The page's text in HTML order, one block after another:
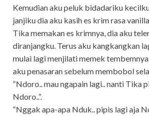
Kemudian aku peluk bidadariku
janjiku dia aku kasih es krim rasa
Tika memakan es krimnya, dia aku
diranjangku. Terus aku kangkangkan
mulai lagi menjilati memek
aku penasaran sebelum membobol
“Ndoro.. mau ngapain lagi.. nanti Tika
Ndoro..”.
“Nggak apa-apa Nduk.. pipis lagi aja